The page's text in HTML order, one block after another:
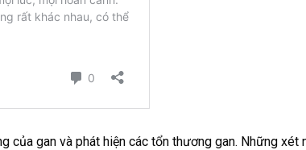
của gan và phát hiện các tổn thương gan. Những xét